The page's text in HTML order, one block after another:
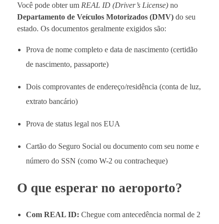
Você pode obter um REAL ID (Driver’s License) no
Departamento de Veículos Motorizados (DMV) do seu
estado. Os documentos geralmente exigidos são:
Prova de nome completo e data de nascimento (certidão
de nascimento, passaporte)
Dois comprovantes de endereço/residência (conta de luz,
extrato bancário)
Prova de status legal nos EUA
Cartão do Seguro Social ou documento com seu nome e
número do SSN (como W-2 ou contracheque)
O que esperar no aeroporto?
Com REAL ID: Chegue com antecedência normal de 2